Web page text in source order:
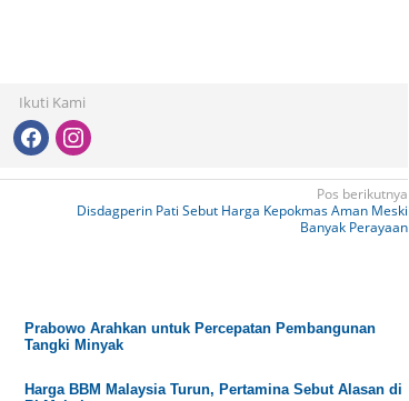
Ikuti Kami
Pos berikutnya
Disdagperin Pati Sebut Harga Kepokmas Aman Meski
Banyak Perayaan
Prabowo Arahkan untuk Percepatan Pembangunan
Tangki Minyak
Harga BBM Malaysia Turun, Pertamina Sebut Alasan di